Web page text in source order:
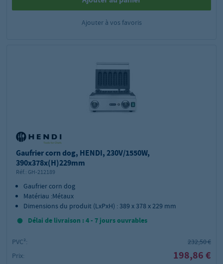
Ajouter à vos favoris
Gaufrier corn dog, HENDI, 230V/1550W,
390x378x(H)229mm
Réf.: GH-212189
Gaufrier corn dog
Matériau :Métaux
Dimensions du produit (LxPxH) : 389 x 378 x 229 mm
Délai de livraison : 4 - 7 jours ouvrables
PVC²:
232,50 €
Prix:
198,86 €